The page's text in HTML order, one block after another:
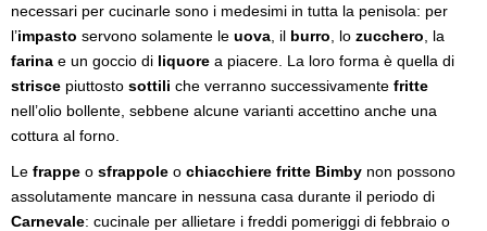
necessari per cucinarle sono i medesimi in tutta la penisola: per
l’impasto servono solamente le uova , il burro , lo zucchero , la
farina e un goccio di liquore a piacere. La loro forma è quella di
strisce piuttosto sottili che verranno successivamente fritte
nell’olio bollente, sebbene alcune varianti accettino anche una
cottura al forno.
Le frappe o sfrappole o chiacchiere fritte Bimby non possono
assolutamente mancare in nessuna casa durante il periodo di
Carnevale: cucinale per allietare i freddi pomeriggi di febbraio o